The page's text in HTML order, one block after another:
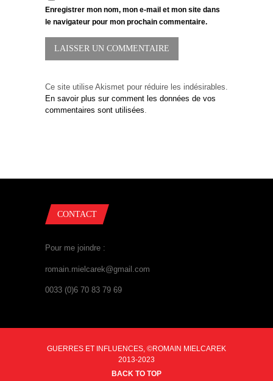
Enregistrer mon nom, mon e-mail et mon site dans
le navigateur pour mon prochain commentaire.
Ce site utilise Akismet pour réduire les indésirables.
En savoir plus sur comment les données de vos
commentaires sont utilisées.
CONTACT
Pour me joindre :
romain.mielcarek@gmail.com
0033 (0)6 70 83 79 69
GUERRES ET INFLUENCES, ©ROMAIN MIELCAREK
2013-2023
BACK TO TOP